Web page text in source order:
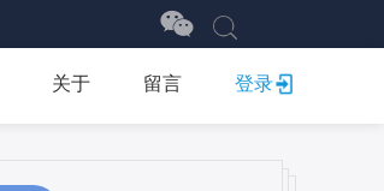
关于 留言 登录